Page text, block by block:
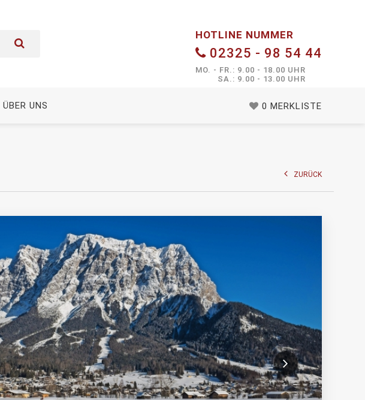
0 MERKLISTE
HOTLINE NUMMER
02325 - 98 54 44
MO. - FR.: 9.00 - 18.00 UHR
SA.: 9.00 - 13.00 UHR
ÜBER UNS
ZURÜCK